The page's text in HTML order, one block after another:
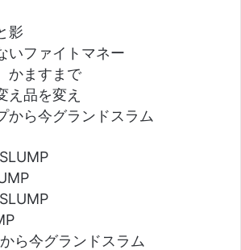
影
いファイトマネー
かますまで
え品を変え
から今グランドスラム
ら今グランドスラム